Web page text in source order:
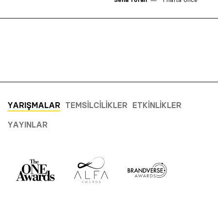
YARIŞMALAR TEMSILCILIKLER ETKINLIKLER
YAYINLAR